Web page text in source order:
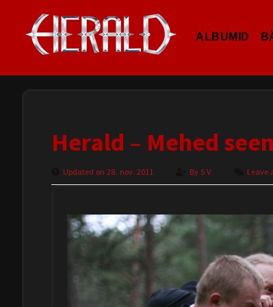
ALBUMID
Herald – Mehed
Updated on 28. nov. 2011 ByS V Leave